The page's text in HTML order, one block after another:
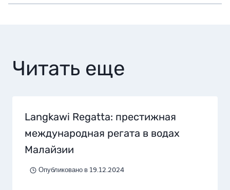
Читать еще
Langkawi Regatta: престижная
международная регата в водах
Малайзии
Опубликовано в 19.12.2024